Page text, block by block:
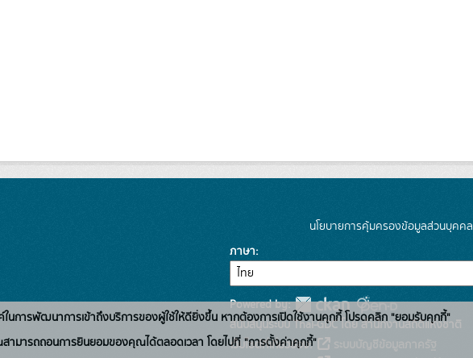
นโยบายการคุ้มครองข้อมูลส่วนบุคคล
ภาษา
Powered by:
สนับสนุนระบบ Thai-GDC โดย สำนักงานสถิติแห่งชาติ
เว็บไซต์ที่เกี่ยวข้อง:
ในการพัฒนาการเข้าถึงบริการของผู้ใช้ให้ดียิ่งขึ้น หากต้องการเปิดใช้งานคุกกี้ โปรดคลิก "ยอมรับคุกกี้"
ามารถถอนการยินยอมของคุณได้ตลอดเวลา โดยไปที่ "การตั้งค่าคุกกี้"